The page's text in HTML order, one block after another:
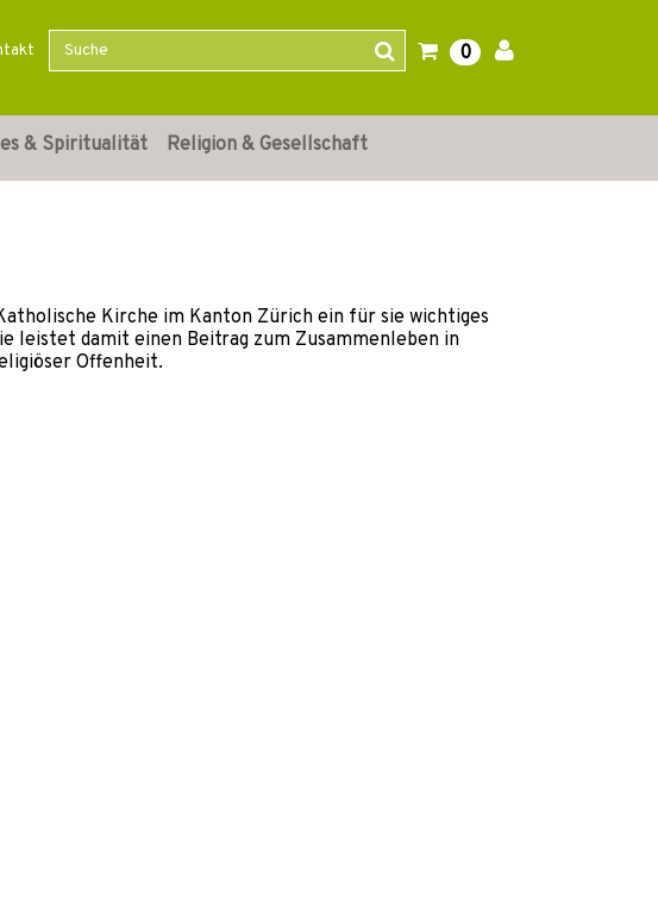
0
& Spiritualität Religion & Gesellschaft
Kirche im Kanton Zürich ein für sie wichtiges
leistet damit einen Beitrag zum Zusammenleben in
Offenheit.